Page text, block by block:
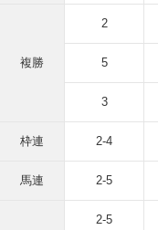
複勝
2
5
3
枠連 2-4
馬連 2-5
2-5